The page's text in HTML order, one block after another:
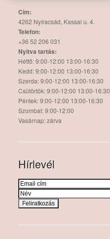
Cím:
4262 Nyíracsád, Kassai u. 4.
Telefon:
+36 52 206 031
Nyitva tartás:
Hétfő: 9:00-12:00 13:00-16:30
Kedd: 9:00-12:00 13:00-16:30
Szerda: 9:00-12:00 13:00-16:30
Csütörtök: 9:00-12:00 13:00-16:30
Péntek: 9:00-12:00 13:00-16:30
Szombat: 9:00-12:00
Vasárnap: zárva
Hírlevél